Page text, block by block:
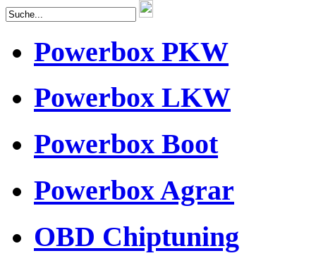
Powerbox PKW
Powerbox LKW
Powerbox Boot
Powerbox Agrar
OBD Chiptuning